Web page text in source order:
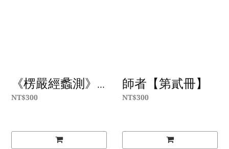
《楞嚴經蠡測》...
NT$300
師者【第貳冊】
NT$300